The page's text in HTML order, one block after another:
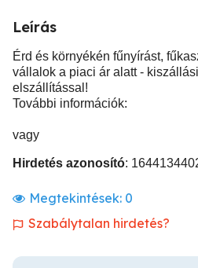
Leírás
Érd és környékén fűnyírást,
vállalok a piaci ár alatt -
elszállítással!
További információk:
vagy
Hirdetés azonosító:
Megtekintések: 0
Szabálytalan hirdetés?